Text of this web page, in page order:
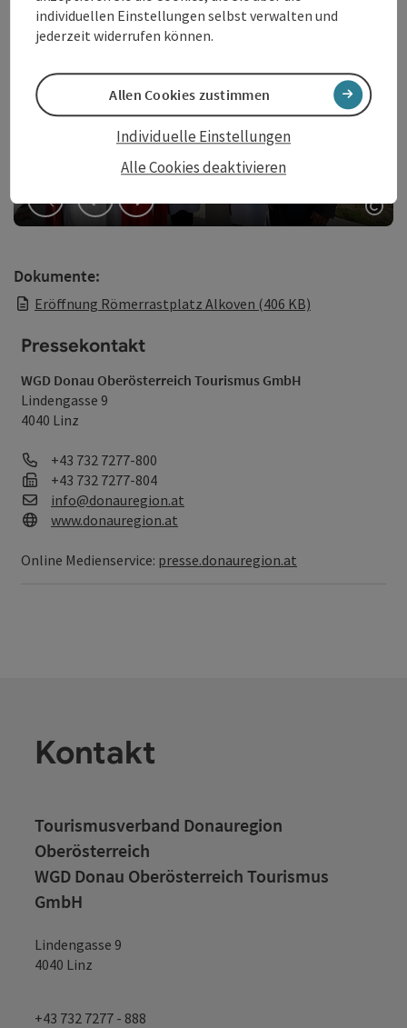
Dokumente:
Eröffnung Römerrastplatz Alkoven (406 KB)
Pressekontakt
WGD Donau Oberösterreich Tourismus GmbH
Lindengasse 9
4040 Linz
Telefon
+43 732 7277-800
Fax
+43 732 7277-804
E-Mail
info@donauregion.at
Web
www.donauregion.at
Online Medienservice: presse.donauregion.at
Kontakt
Tourismusverband Donauregion
Oberösterreich
WGD Donau Oberösterreich Tourismus
GmbH
Lindengasse 9
4040 Linz
+43 732 7277 - 888
individuellen Einstellungen selbst verwalten und
jederzeit widerrufen können.
Alle Cookies deaktivieren
Individuelle Einstellungen
Allen Cookies zustimmen